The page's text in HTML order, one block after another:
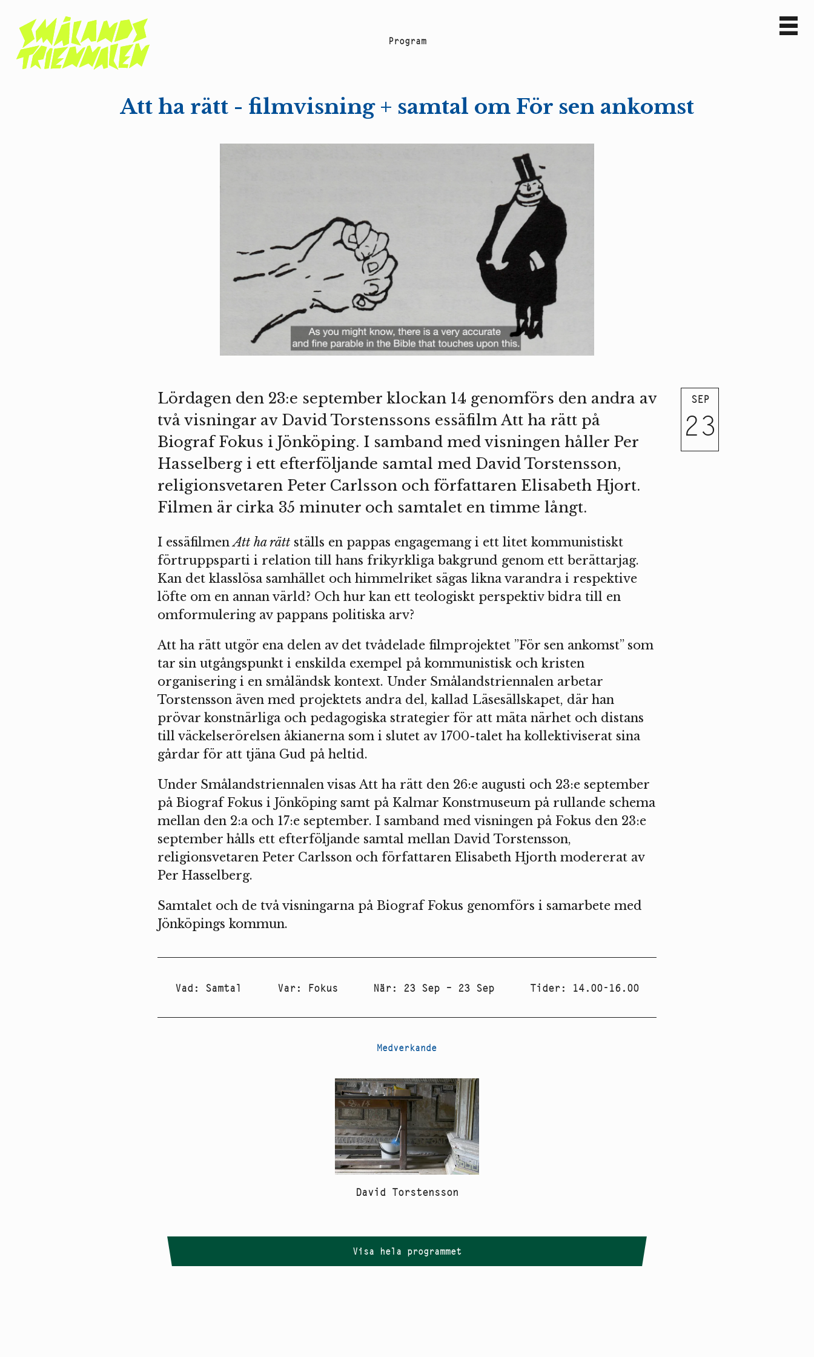
Program
Att ha rätt - filmvisning + samtal om För sen ankomst
SEP
23
Lördagen den 23:e september klockan 14 genomförs den andra av
två visningar av David Torstenssons essäfilm Att ha rätt på
Biograf Fokus i Jönköping. I samband med visningen håller Per
Hasselberg i ett efterföljande samtal med David Torstensson,
religionsvetaren Peter Carlsson och författaren Elisabeth Hjort.
Filmen är cirka 35 minuter och samtalet en timme långt.
I essäfilmenAtt ha rättställs en pappas engagemang i ett litet kommunistiskt
förtruppsparti i relation till hans frikyrkliga bakgrund genom ett berättarjag.
Kan det klasslösa samhället och himmelriket sägas likna varandra i respektive
löfte om en annan värld? Och hur kan ett teologiskt perspektiv bidra till en
omformulering av pappans politiska arv?
Att ha rätt utgör ena delen av det tvådelade filmprojektet ”För sen ankomst” som
tar sin utgångspunkt i enskilda exempel på kommunistisk och kristen
organisering i en småländsk kontext. Under Smålandstriennalen arbetar
Torstensson även med projektets andra del, kallad Läsesällskapet, där han
prövar konstnärliga och pedagogiska strategier för att mäta närhet och distans
till väckelserörelsen åkianerna som i slutet av 1700-talet ha kollektiviserat sina
gårdar för att tjäna Gud på heltid.
Under Smålandstriennalen visas Att ha rätt den 26:e augusti och 23:e september
på Biograf Fokus i Jönköping samt på Kalmar Konstmuseum på rullande schema
mellan den 2:a och 17:e september. I samband med visningen på Fokus den 23:e
september hålls ett efterföljande samtal mellan David Torstensson,
religionsvetaren Peter Carlsson och författaren Elisabeth Hjorth modererat av
Per Hasselberg.
Samtalet och de två visningarna på Biograf Fokus genomförs i samarbete med
Jönköpings kommun.
Vad : Samtal Var: Fokus När: 23 Sep – 23 Sep Tider: 14.00-16.00
Medverkande
David Torstensson
Visa hela programmet